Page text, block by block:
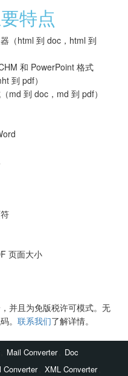
特点
（html 到 doc，html 到
和 PowerPoint 格式
到 pdf）
md 到 doc，md 到 pdf）
页面大小
并且为免版税许可模式。无
。联系我们了解详情。
Mail Converter
Doc
Converter XML Converter